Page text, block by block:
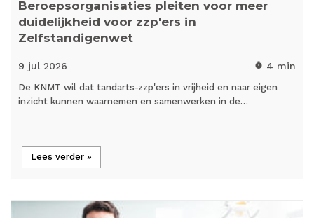
Beroepsorganisaties pleiten voor meer
duidelijkheid voor zzp'ers in
Zelfstandigenwet
9 jul 2026 timer 4 min
De KNMT wil dat tandarts-zzp'ers in vrijheid en naar eigen
inzicht kunnen waarnemen en samenwerken in de…
Lees verder »